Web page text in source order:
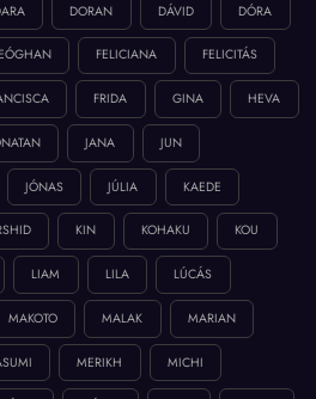
DORAN DÁVID DÓRA
FELICIANA FELICITÁS
FRIDA GINA HEVA
JANA JUN
JÓNAS JÚLIA KAEDE
KIN KOHAKU KOU
LIAM LILA LÚCÁS
MAKOTO MALAK MARIAN
MERIKH MICHI